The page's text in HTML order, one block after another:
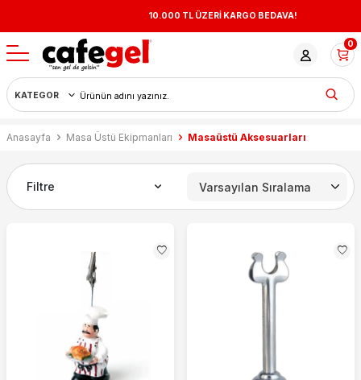
10.000 TL ÜZERİ KARGO BEDAVA!
0
Anasayfa Masa Üstü Ekipmanları Masaüstü Aksesuarları
Filtre